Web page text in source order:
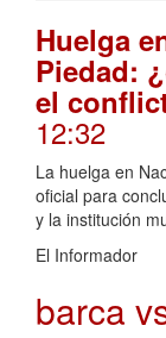
Huelga
Piedad:
el
12:32
La huelga en
oficial para
y la institución
El Informador
barca